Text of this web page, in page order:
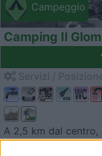
Campeggio
Camping Il
A 2,5 km dal